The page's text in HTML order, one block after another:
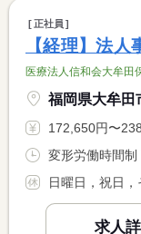
正社員
【経理】法
医療法人信和会大牟田
福岡県大牟田
172,650円〜238,950円 ※フルタ
日曜日，祝日，
求人